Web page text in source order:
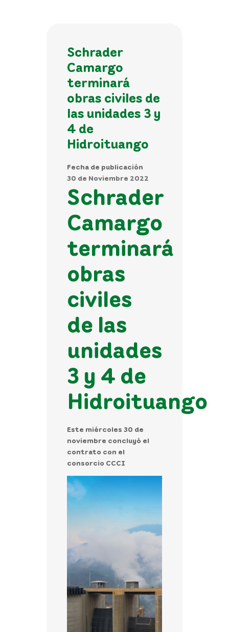
Schrader
Camargo
terminará
obras civiles de
las unidades 3 y
4 de
Hidroituango
Fecha de publicación
30 de Noviembre 2022
Schrader
Camargo
terminará
obras
civiles
de las
unidades
3 y 4 de
Hidroituango
Este miércoles 30 de
noviembre concluyó el
contrato con el
consorcio CCCI